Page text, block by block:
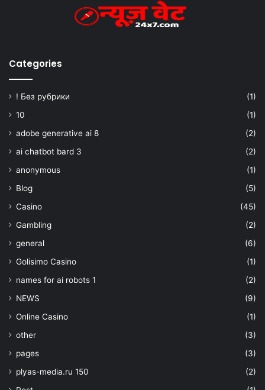
Categories
! Без рубрики
(1)
10
(1)
adobe generative ai 8
(2)
ai chatbot bard 3
(2)
anonymous
(1)
Blog
(5)
Casino
(45)
Gambling
(2)
general
(6)
Golisimo Casino
(1)
names for ai robots 1
(2)
NEWS
(9)
Online Casino
(1)
other
(3)
pages
(3)
plyas-media.ru 150
(2)